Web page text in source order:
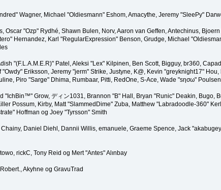
Wagner, Michael "Oldiesmann" Eshom, Amacythe, Jeremy "SleePy"
"Ozp" Rydhé, Shawn Bulen, Norv, Aaron van Geffen, Antechinus,
Hernandez, Karl "RegularExpression" Benson, Grudge, Michael
"(F.L.A.M.E.R)" Patel, Aleksi "Lex" Kilpinen, Ben Scott, Bigguy, br360,
Eriksson, Jeremy "jerm" Strike, Justyne, K@, Kevin "greyknight17"
Piro "Sarge" Dhima, Rumbaar, Pitti, RedOne, S-Ace, Wade "sησω"
"IchBin™" Grow, ディン1031, Brannon "B" Hall, Bryan "Runic" Deakin, Bugo,
Possum, Kirby, Matt "SlammedDime" Zuba, Matthew "Labradoodle-360"
Hoffman og Joey "Tyrsson" Smith
Daniel Diehl, Dannii Willis, emanuele, Graeme Spence, Jack
rickC, Tony Reid og Mert "Antes" Alınbay
Akyhne og GravuTrad